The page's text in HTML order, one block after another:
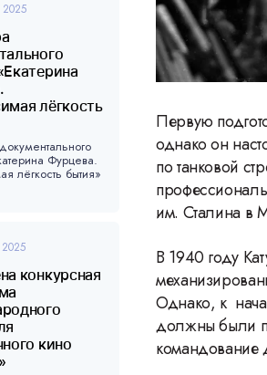
2025
лёгкость
Фурцева.
лёгкость бытия»
конкурсная
кино
Первую
однако он
по танковой
им. Сталина в
В 1940 году
Однако, к
должны были
командование